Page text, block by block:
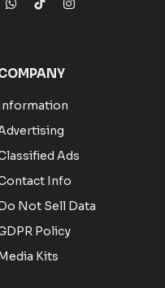
WhatsApp
TikTokInstagram
Ads
Info
Not Sell Data
Policy
Kits